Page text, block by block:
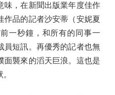
，在新聞出版業年度佳作
作品的記者沙安蒂（安妮夏
一秒鐘，和所有的同事一
員短訊。再優秀的記者也無
面襲來的滔天巨浪。這也是